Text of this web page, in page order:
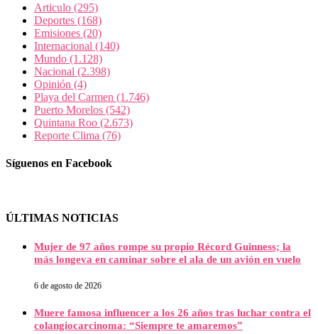
Articulo (295)
Deportes (168)
Emisiones (20)
Internacional (140)
Mundo (1.128)
Nacional (2.398)
Opinión (4)
Playa del Carmen (1.746)
Puerto Morelos (542)
Quintana Roo (2.673)
Reporte Clima (76)
Síguenos en Facebook
ÚLTIMAS NOTICIAS
Mujer de 97 años rompe su propio Récord Guinness; la
más longeva en caminar sobre el ala de un avión en vuelo
6 de agosto de 2026
Muere famosa influencer a los 26 años tras luchar contra el
colangiocarcinoma: “Siempre te amaremos”